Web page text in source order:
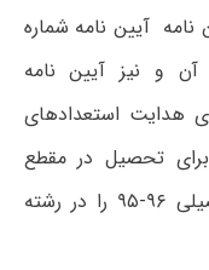
نامه آیین نامه شماره
۵ و اصلاحیه آن و نیز آیین نامه
۲۴ مصوب شورای هدایت استعدادهای
تحصیل در مقطع
کارشناسی ارشد ناپیوسته در سال تحصیلی ۹۶-۹۵ را در رشته